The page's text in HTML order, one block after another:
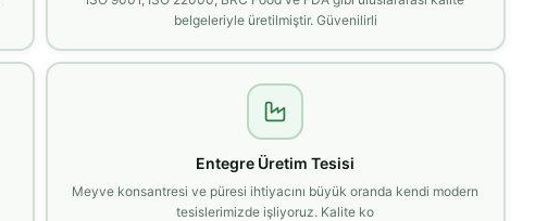
belgeleriyle üretilmiştir. Güvenilirli
Entegre Üretim Tesisi
Meyve konsantresi ve püresi ihtiyacını büyük oranda kendi modern
tesislerimizde işliyoruz. Kalite ko